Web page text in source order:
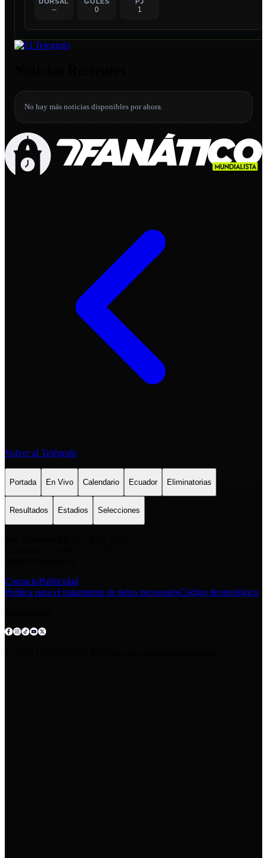
-- 0 1
No hay más noticias disponibles por ahora.
Volver al Telégrafo
Portada En Vivo Calendario Ecuador Eliminatorias
Resultados Estadios Selecciones
ContactoPublicidad
Política para el tratamiento de datos personalesCódigo deontológico